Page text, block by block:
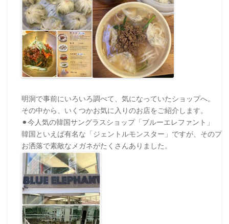
明洞で事前にいろいろ調べて、気になっていたショップへ。
その中から、いくつかお気に入りのお店をご紹介します。
⚫︎今人気の韓国サングラスショップ「ブルーエレファント」
韓国といえば有名な「ジェントルモンスター」ですが、そのプ